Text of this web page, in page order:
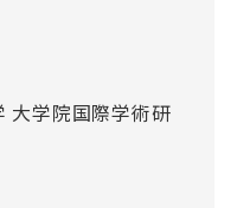
大学院国際学術研